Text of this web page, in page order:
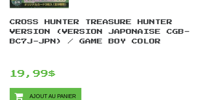
CROSS HUNTER TREASURE HUNTER
VERSION (VERSION JAPONAISE CGB-
BC7J-JPN) / GAME BOY COLOR
19,99$
AJOUT AU PANIER